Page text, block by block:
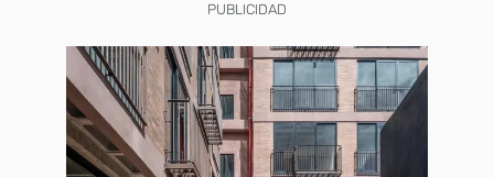
PUBLICIDAD